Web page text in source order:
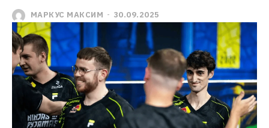
МАРКУС МАКСИМ - 30.09.2025